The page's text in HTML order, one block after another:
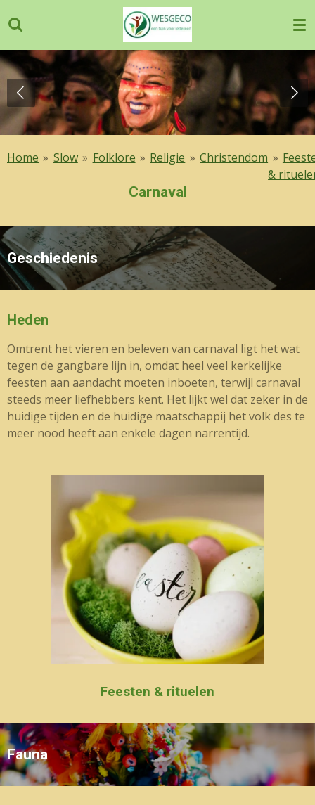
direct
naar
de
hoofdinhoud
Home » Slow » Folklore » Religie » Christendom »
&
Carnaval
Geschiedenis
Heden
Omtrent het vieren en beleven van carnaval ligt het wat
tegen de gangbare lijn in, omdat heel veel kerkelijke
feesten aan aandacht moeten inboeten, terwijl carnaval
steeds meer liefhebbers kent. Het lijkt wel dat zeker in de
huidige tijden en de huidige maatschappij het volk des te
meer nood heeft aan enkele dagen narrentijd.
Feesten & rituelen
Fauna